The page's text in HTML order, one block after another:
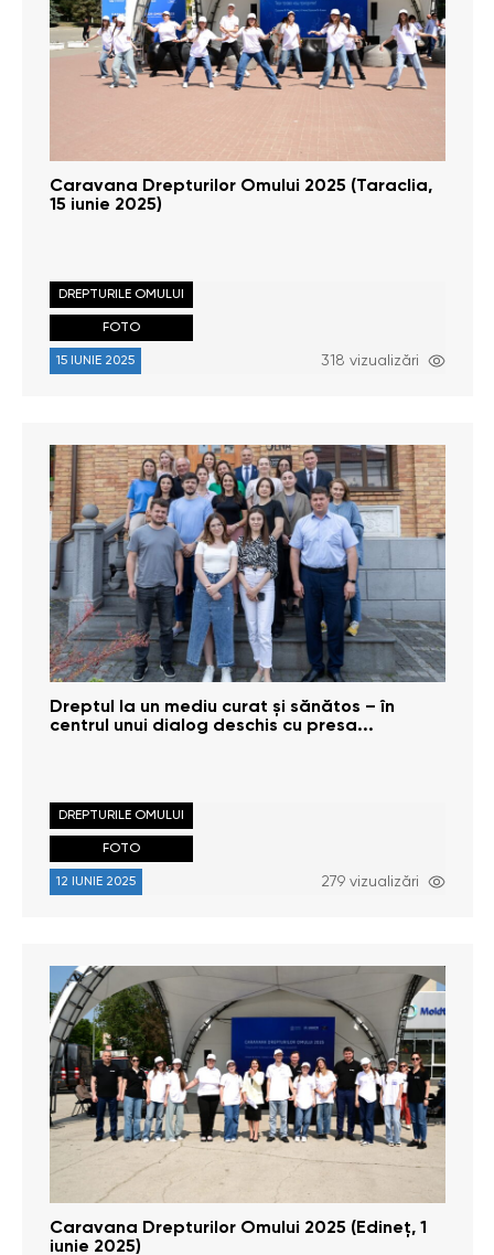
Caravana Drepturilor Omului 2025 (Taraclia,
15 iunie 2025)
DREPTURILE OMULUI
FOTO
15 IUNIE 2025 318 vizualizări
Dreptul la un mediu curat și sănătos – în
centrul unui dialog deschis cu presa...
DREPTURILE OMULUI
FOTO
12 IUNIE 2025 279 vizualizări
Caravana Drepturilor Omului 2025 (Edineț, 1
iunie 2025)